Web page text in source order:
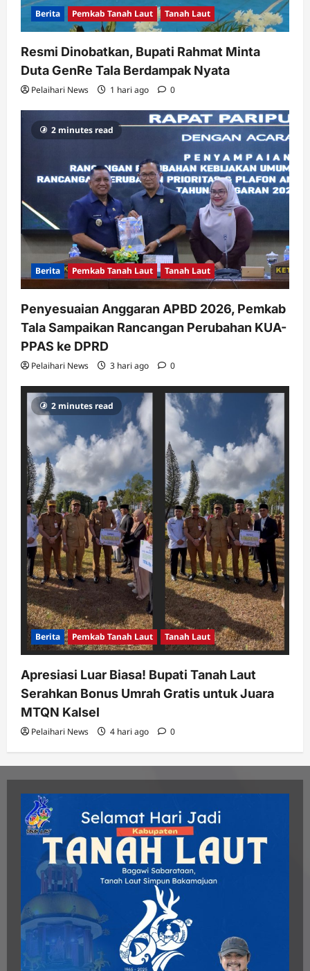
Berita Pemkab Tanah Laut Tanah Laut
Resmi Dinobatkan, Bupati Rahmat Minta
Duta GenRe Tala Berdampak Nyata
Pelaihari News 1 hari ago 0
2 minutes read
Berita Pemkab Tanah Laut Tanah Laut
Penyesuaian Anggaran APBD 2026, Pemkab
Tala Sampaikan Rancangan Perubahan KUA-
PPAS ke DPRD
Pelaihari News 3 hari ago 0
2 minutes read
Berita Pemkab Tanah Laut Tanah Laut
Apresiasi Luar Biasa! Bupati Tanah Laut
Serahkan Bonus Umrah Gratis untuk Juara
MTQN Kalsel
Pelaihari News 4 hari ago 0